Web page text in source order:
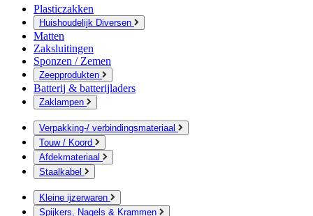
Plasticzakken
Huishoudelijk Diversen
Matten
Zaksluitingen
Sponzen / Zemen
Zeepprodukten
Batterij & batterijladers
Zaklampen
Verpakking-/ verbindingsmateriaal
Touw / Koord
Afdekmateriaal
Staalkabel
Kleine ijzerwaren
Spijkers, Nagels & Krammen